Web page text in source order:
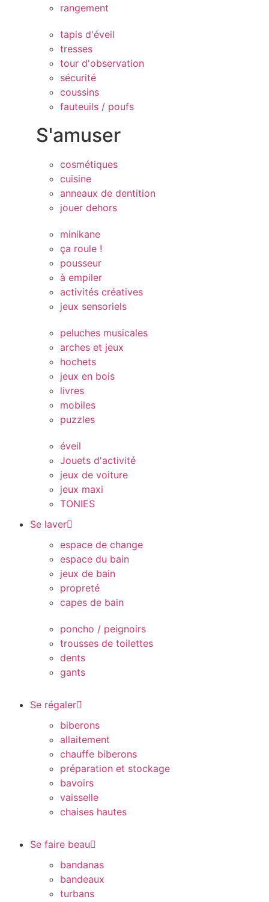
rangement
tapis d'éveil
tresses
tour d'observation
sécurité
coussins
fauteuils / poufs
S'amuser
cosmétiques
cuisine
anneaux de dentition
jouer dehors
minikane
ça roule !
pousseur
à empiler
activités créatives
jeux sensoriels
peluches musicales
arches et jeux
hochets
jeux en bois
livres
mobiles
puzzles
éveil
Jouets d'activité
jeux de voiture
jeux maxi
TONIES
Se laver
espace de change
espace du bain
jeux de bain
propreté
capes de bain
poncho / peignoirs
trousses de toilettes
dents
gants
Se régaler
biberons
allaitement
chauffe biberons
préparation et stockage
bavoirs
vaisselle
chaises hautes
Se faire beau
bandanas
bandeaux
turbans